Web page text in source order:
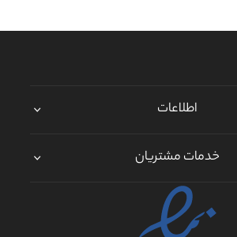
اطلاعات
خدمات مشتریان